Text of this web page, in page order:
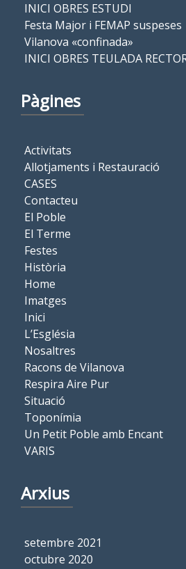
INICI OBRES ESTUDI
Festa Major i FEMAP suspeses
Vilanova «confinada»
INICI OBRES TEULADA
Pàgines
Activitats
Allotjaments i Restauració
CASES
Contacteu
El Poble
El Terme
Festes
Història
Home
Imatges
Inici
L’Església
Nosaltres
Racons de Vilanova
Respira Aire Pur
Situació
Toponímia
Un Petit Poble amb Encant
VARIS
Arxius
setembre 2021
octubre 2020